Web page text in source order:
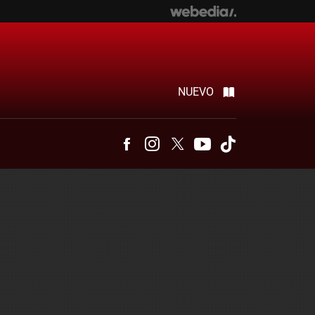
NUEVO
FacebookInstagram
Twitter Youtube